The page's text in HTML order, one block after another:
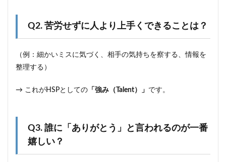
Q2. 苦労せずに人より上手くできることは？
（例：細かいミスに気づく、相手の気持ちを察する、情報を
整理する）
→ これがHSPとしての 「強み（Talent）」 です。
Q3. 誰に「ありがとう」と言われるのが一番
嬉しい？